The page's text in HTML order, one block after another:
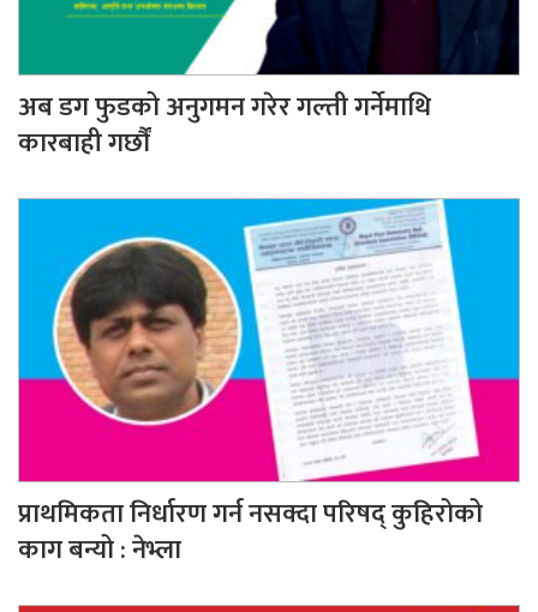
अब डग फुडको अनुगमन गरेर गल्ती गर्नेमाथि
कारबाही गर्छौं
प्राथमिकता निर्धारण गर्न नसक्दा परिषद् कुहिरोको
काग बन्यो : नेभ्ला